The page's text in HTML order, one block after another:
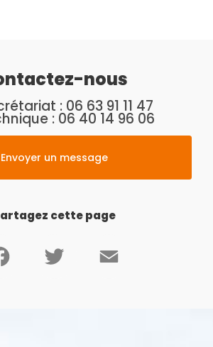
nous
: 06 63 91 11 47
: 06 40 14 96 06
Envoyer un message
cette page